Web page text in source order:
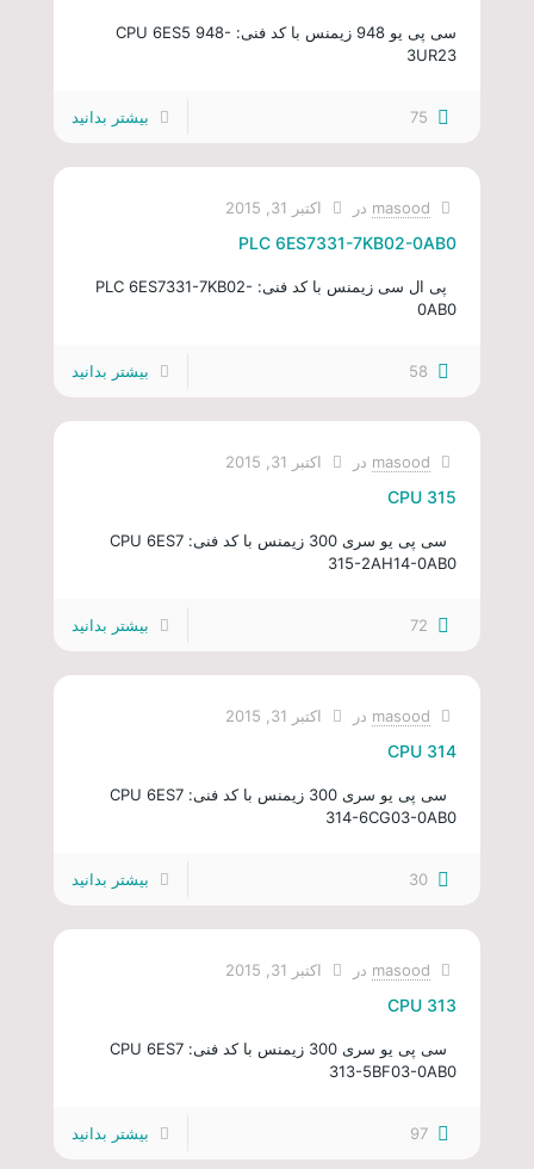
سی پی یو 948 زیمنس با کد فنی: CPU 6ES5 948-
3UR23
75 بیشتر بدانید
masood در اکتبر 31, 2015
PLC 6ES7331-7KB02-0AB0
پی ال سی زیمنس با کد فنی: PLC 6ES7331-7KB02-
0AB0
58 بیشتر بدانید
masood در اکتبر 31, 2015
CPU 315
سی پی یو سری 300 زیمنس با کد فنی: CPU 6ES7
315-2AH14-0AB0
72 بیشتر بدانید
masood در اکتبر 31, 2015
CPU 314
سی پی یو سری 300 زیمنس با کد فنی: CPU 6ES7
314-6CG03-0AB0
30 بیشتر بدانید
masood در اکتبر 31, 2015
CPU 313
سی پی یو سری 300 زیمنس با کد فنی: CPU 6ES7
313-5BF03-0AB0
97 بیشتر بدانید